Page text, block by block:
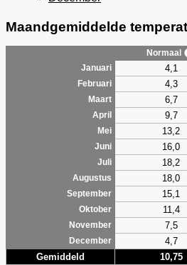
Maandgemiddelde
Normaal
Januari
4,1
Februari 4,3
Maart 6,7
April 9,7
Mei 13,2
Juni 16,0
Juli 18,2
Augustus 18,0
September 15,1
Oktober
11,4
November
7,5
December
4,7
Gemiddeld 10,75